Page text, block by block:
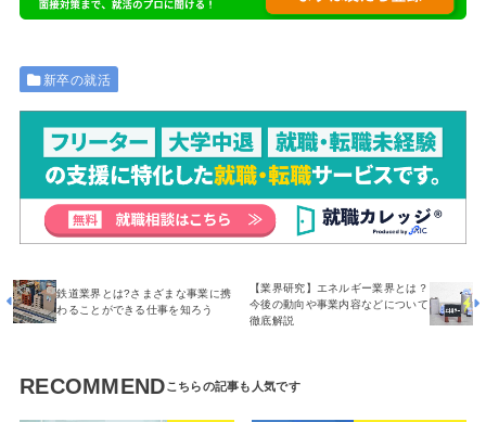
新卒の就活
鉄道業界とは?さまざまな事業に携
わることができる仕事を知ろう
【業界研究】エネルギー業界とは？
今後の動向や事業内容などについて
徹底解説
RECOMMEND